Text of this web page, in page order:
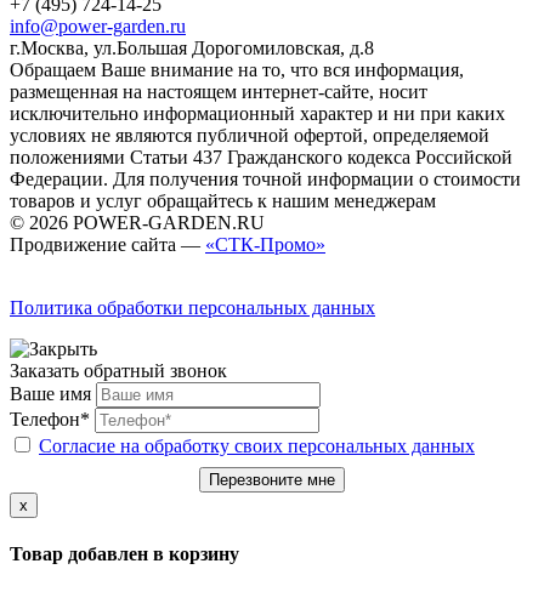
info@power-garden.ru
г.Москва, ул.Большая Дорогомиловская, д.8
Обращаем Ваше внимание на то, что вся информация,
размещенная на настоящем интернет-сайте, носит
исключительно информационный характер и ни при каких
условиях не являются публичной офертой, определяемой
положениями Статьи 437 Гражданского кодекса Российской
Федерации. Для получения точной информации о стоимости
товаров и услуг обращайтесь к нашим менеджерам
© 2026 POWER-GARDEN.RU
Продвижение сайта — «СТК-Промо»
Политика обработки персональных данных
Заказать обратный звонок
Ваше имя
Телефон*
Согласие на обработку своих персональных данных
Перезвоните мне
x
Товар добавлен в корзину